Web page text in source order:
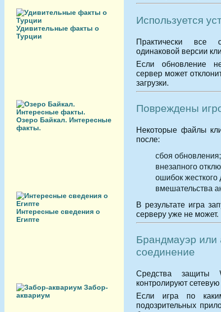
Удивительные факты о
Турции
Озеро Байкал. Интересные
факты.
Интересные сведения о
Египте
Забор-
аквариум
Используется
Практически все
одинаковой версии
Если обновление
сервер может
загрузки.
Повреждены
Некоторые файлы
после:
сбоя обновления;
внезапного
ошибок жесткого
вмешательства
В результате игра
серверу уже не может.
Брандмауэр или
соединение
Средства защиты
контролируют
Если игра по
подозрительных